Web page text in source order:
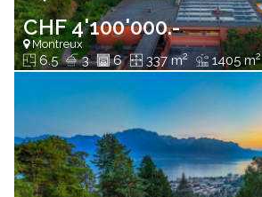
CHF 4'100'000.-
Montreux
6.5 3 6 337 m2 1405 m2